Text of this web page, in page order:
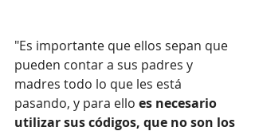
"Es importante que ellos sepan que
pueden contar a sus padres y
madres todo lo que les está
pasando, y para ello es necesario
utilizar sus códigos, que no son los